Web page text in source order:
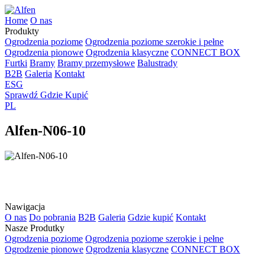
Home O nas
Produkty
Ogrodzenia poziome Ogrodzenia poziome szerokie i pełne
Ogrodzenia pionowe Ogrodzenia klasyczne CONNECT BOX
Furtki Bramy Bramy przemysłowe Balustrady
B2B Galeria Kontakt
ESG
Sprawdź Gdzie Kupić
PL
Alfen-N06-10
Nawigacja
O nas Do pobrania B2B Galeria Gdzie kupić Kontakt
Nasze Produtky
Ogrodzenia poziome Ogrodzenia poziome szerokie i pełne
Ogrodzenie pionowe Ogrodzenia klasyczne CONNECT BOX